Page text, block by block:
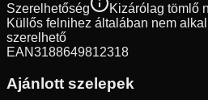
Szerelhetőség
Kizárólag tömlő
Küllős felnihez általában nem
szerelhető
EAN3188649812318
Ajánlott szelepek